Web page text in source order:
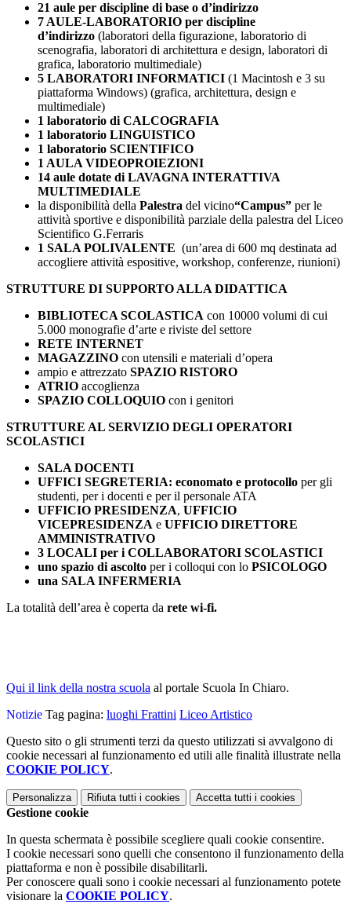
21 aule per discipline di base o d’indirizzo
7 AULE-LABORATORIO per discipline
d’indirizzo (laboratori della figurazione, laboratorio di
scenografia, laboratori di architettura e design, laboratori di
grafica, laboratorio multimediale)
5 LABORATORI INFORMATICI (1 Macintosh e 3 su
piattaforma Windows) (grafica, architettura, design e
multimediale)
1 laboratorio di CALCOGRAFIA
1 laboratorio LINGUISTICO
1 laboratorio SCIENTIFICO
1 AULA VIDEOPROIEZIONI
14 aule dotate di LAVAGNA INTERATTIVA
MULTIMEDIALE
la disponibilità della Palestra del vicino“Campus” per le
attività sportive e disponibilità parziale della palestra del Liceo
Scientifico G.Ferraris
1 SALA POLIVALENTE (un’area di 600 mq destinata ad
accogliere attività espositive, workshop, conferenze, riunioni)
STRUTTURE DI SUPPORTO ALLA DIDATTICA
BIBLIOTECA SCOLASTICA con 10000 volumi di cui
5.000 monografie d’arte e riviste del settore
RETE INTERNET
MAGAZZINO con utensili e materiali d’opera
ampio e attrezzato SPAZIO RISTORO
ATRIO accoglienza
SPAZIO COLLOQUIO con i genitori
STRUTTURE AL SERVIZIO DEGLI OPERATORI
SCOLASTICI
SALA DOCENTI
UFFICI SEGRETERIA: economato e protocollo per gli
studenti, per i docenti e per il personale ATA
UFFICIO PRESIDENZA, UFFICIO
VICEPRESIDENZA e UFFICIO DIRETTORE
AMMINISTRATIVO
3 LOCALI per i COLLABORATORI SCOLASTICI
uno spazio di ascolto per i colloqui con lo PSICOLOGO
una SALA INFERMERIA
La totalità dell’area è coperta da rete wi-fi.
Qui il link della nostra scuola al portale Scuola In Chiaro.
Notizie Tag pagina: luoghi Frattini Liceo Artistico
Questo sito o gli strumenti terzi da questo utilizzati si avvalgono di
cookie necessari al funzionamento ed utili alle finalità illustrate nella
COOKIE POLICY.
Personalizza Rifiuta tutti i cookies Accetta tutti i cookies
Gestione cookie
In questa schermata è possibile scegliere quali cookie consentire.
I cookie necessari sono quelli che consentono il funzionamento della
piattaforma e non è possibile disabilitarli.
Per conoscere quali sono i cookie necessari al funzionamento potete
visionare la COOKIE POLICY.